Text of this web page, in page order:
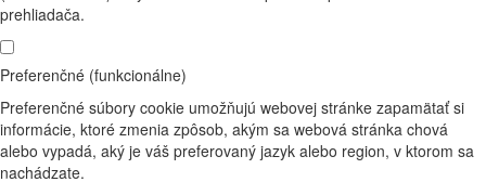
prehliadača.
Preferenčné (funkcionálne)
Preferenčné súbory cookie umožňujú webovej stránke zapamätať si
informácie, ktoré zmenia zpôsob, akým sa webová stránka chová
alebo vypadá, aký je váš preferovaný jazyk alebo region, v ktorom sa
nachádzate.